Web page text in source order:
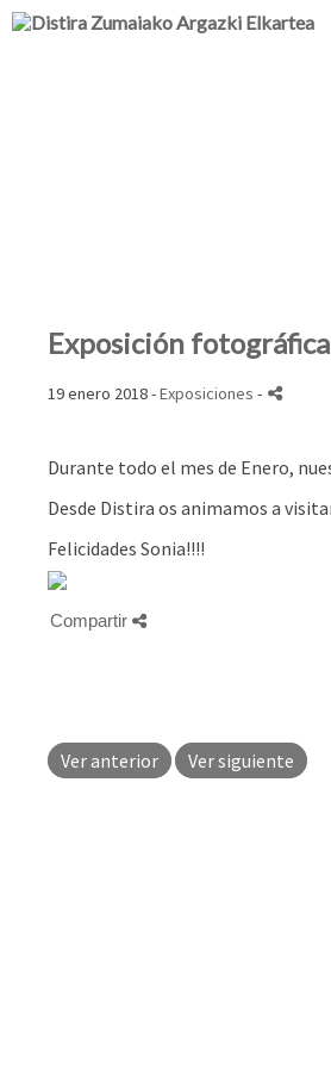
Exposición
19 enero 2018 -Exposiciones -
Durante todo el mes de Enero,
Desde Distira os animamos a
Felicidades Sonia!!!!
Compartir
Ver anterior Ver siguiente